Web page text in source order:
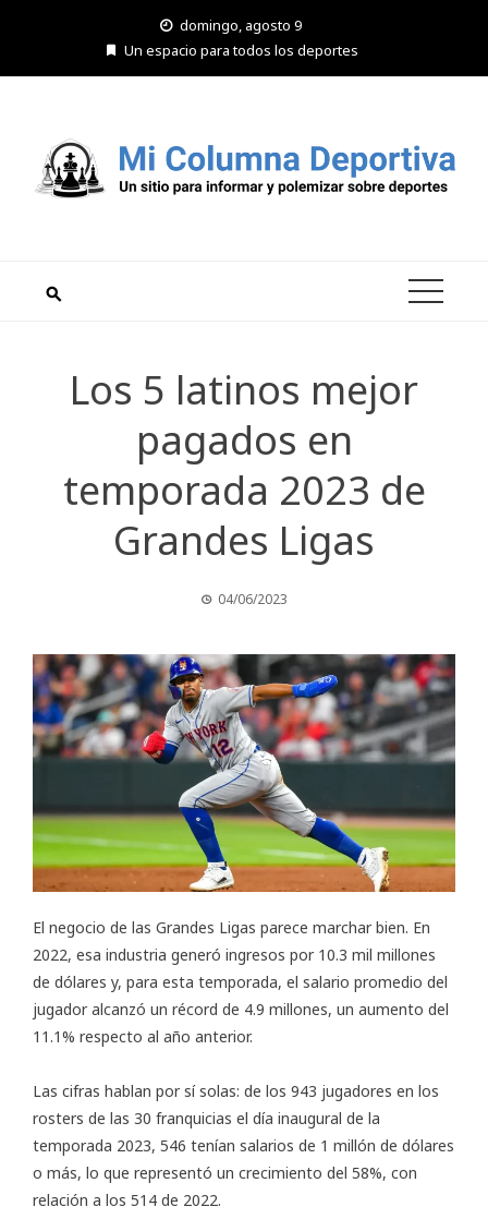
domingo, agosto 9
Un espacio para todos los deportes
Los 5 latinos mejor
pagados en
temporada 2023 de
Grandes Ligas
04/06/2023
El negocio de las Grandes Ligas parece marchar bien. En
2022, esa industria generó ingresos por 10.3 mil millones
de dólares y, para esta temporada, el salario promedio del
jugador alcanzó un récord de 4.9 millones, un aumento del
11.1% respecto al año anterior.
Las cifras hablan por sí solas: de los 943 jugadores en los
rosters de las 30 franquicias el día inaugural de la
temporada 2023, 546 tenían salarios de 1 millón de dólares
o más, lo que representó un crecimiento del 58%, con
relación a los 514 de 2022.